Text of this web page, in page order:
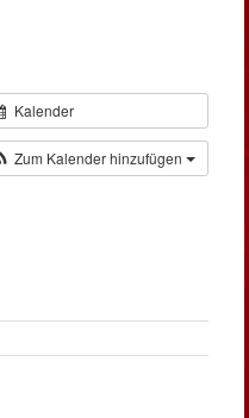
Kalender
Zum Kalender hinzufügen